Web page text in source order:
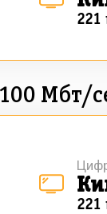
221
100 Мбт/
221